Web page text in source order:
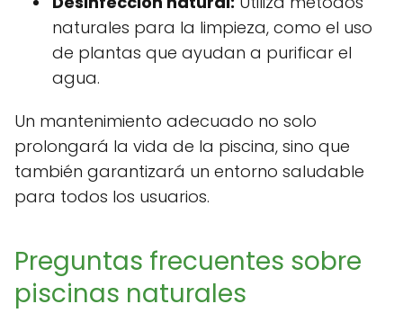
naturales para la limpieza, como el uso
de plantas que ayudan a purificar el
agua.
Un mantenimiento adecuado no solo
prolongará la vida de la piscina, sino que
también garantizará un entorno saludable
para todos los usuarios.
Preguntas frecuentes sobre
piscinas naturales